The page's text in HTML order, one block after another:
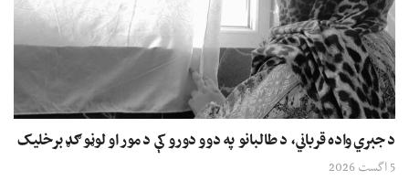
د جبري واده قرباني، د طالبانو په دوو دورو کې د مور او لوڼو ګډ برخلیک
5 اگست 2026